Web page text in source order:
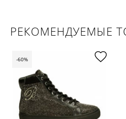
РЕКОМЕНДУЕМЫЕ
-60%